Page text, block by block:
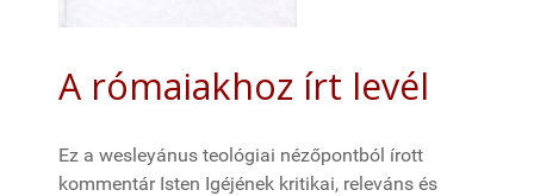
A rómaiakhoz írt levél
Ez a wesleyánus teológiai nézőpontból írott
kommentár Isten Igéjének kritikai, releváns és